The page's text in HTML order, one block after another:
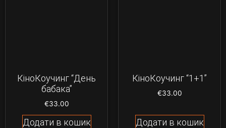
КіноКоучинг “День
бабака”
€33.00
Додати в кошик
КіноКоучинг “1+1”
€33.00
Додати в кошик